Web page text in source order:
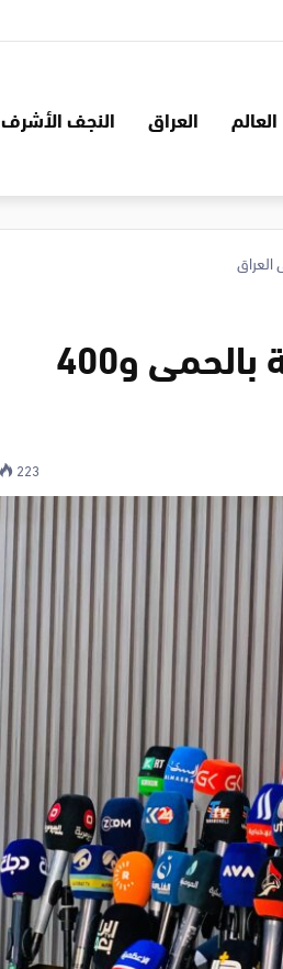
العالم العراق النجف الأشرف
الحمى النزفية والكوليرا: 211 إصابة بالحمى و400
223